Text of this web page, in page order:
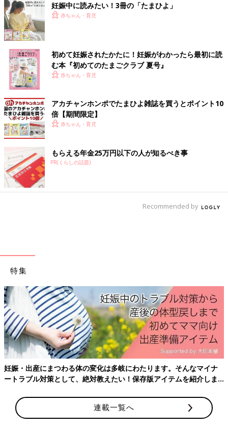
妊娠中に読みたい！3冊の「たまひよ」
赤ちゃん・育児
初めて妊娠されたかたに！妊娠がわかったら最初に読
む本『初めてのたまごクラブ 夏号』
赤ちゃん・育児
アカチャンホンポでたまひよ雑誌を買うとポイント10
倍【期間限定】
赤ちゃん・育児
もらえる年金25万円以下の人が知るべき事
PR(くらしの話題)
Recommended by
特集
妊娠・出産にまつわる体の変化は多岐にわたります。そんなマイナ
ートラブル対策として、絶対教えたい！保存版アイテムを紹介しま
連載一覧へ